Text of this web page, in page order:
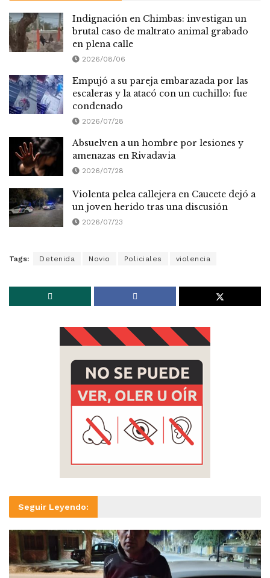
Indignación en Chimbas: investigan un
brutal caso de maltrato animal grabado
en plena calle
2026/08/06
Empujó a su pareja embarazada por las
escaleras y la atacó con un cuchillo: fue
condenado
2026/07/28
Absuelven a un hombre por lesiones y
amenazas en Rivadavia
2026/07/28
Violenta pelea callejera en Caucete dejó a
un joven herido tras una discusión
2026/07/23
Tags: Detenida Novio Policiales violencia
Seguir Leyendo: